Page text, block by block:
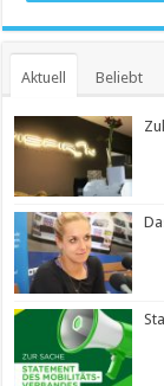
Aktuell Beliebt